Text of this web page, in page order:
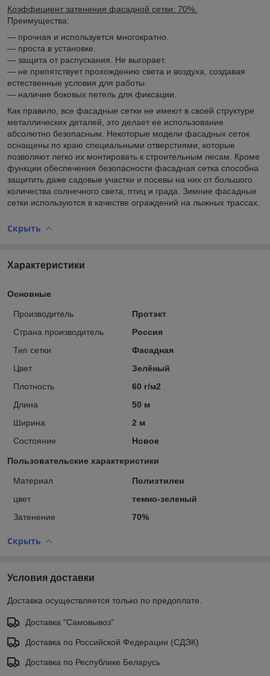
Коэффициент затенения фасадной сетки: 70%.
Преимущества:
— прочная и используется многократно.
— проста в установке.
— защита от распускания. Не выгорает.
— не препятствует прохождению света и воздуха, создавая
естественные условия для работы.
— наличие боковых петель для фиксации.
Как правило, все фасадные сетки не имеют в своей структуре
металлических деталей, это делает ее использование
абсолютно безопасным. Некоторые модели фасадных сеток
оснащены по краю специальными отверстиями, которые
позволяют легко их монтировать к строительным лесам. Кроме
функции обеспечения безопасности фасадная сетка способна
защитить даже садовые участки и посевы на них от большого
количества солнечного света, птиц и града. Зимние фасадные
сетки используются в качестве ограждений на лыжных трассах.
Скрыть
Характеристики
Основные
Производитель
Протэкт
Страна производитель
Россия
Тип сетки
Фасадная
Цвет
Зелёный
Плотность
60 г/м2
Длина
50 м
Ширина
2 м
Состояние
Новое
Пользовательские характеристики
Материал
Полиэтилен
цвет
темно-зеленый
Затенение
70%
Скрыть
Условия доставки
Доставка осуществляется только по предоплате.
Доставка "Самовывоз"
Доставка по Российской Федерации (СДЭК)
Доставка по Республике Беларусь